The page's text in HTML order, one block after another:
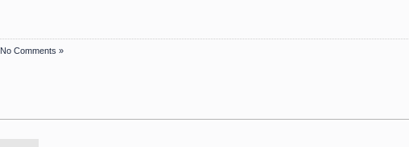
No Comments »